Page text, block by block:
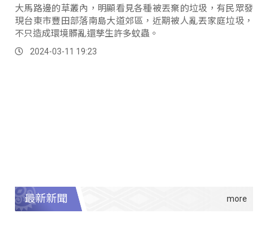
大馬路邊的草叢內，明顯看見各種被丟棄的垃圾，有民眾發
現台東市豐田部落南島大道郊區，近期被人亂丟家庭垃圾，
不只造成環境髒亂還孳生許多蚊蟲。
2024-03-11 19:23
最新新聞